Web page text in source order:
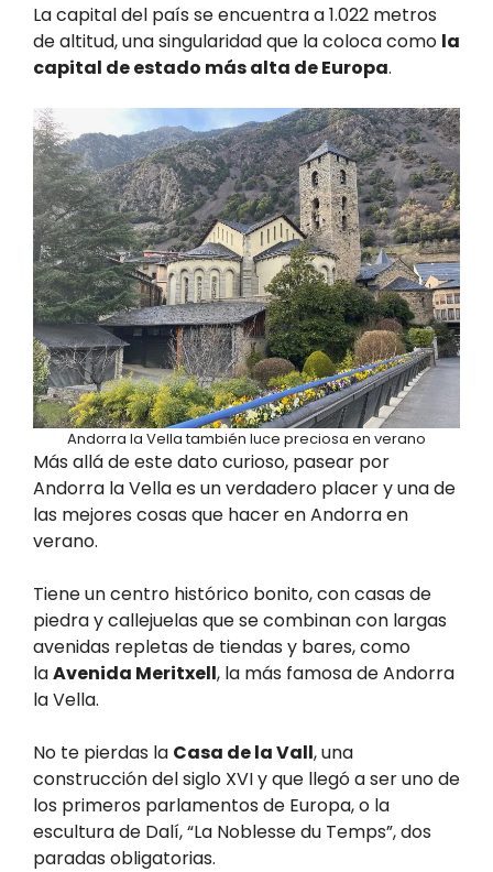
La capital del país se encuentra a 1.022 metros
de altitud, una singularidad que la coloca como la
capital de estado más alta de Europa.
Andorra la Vella también luce preciosa en verano
Más allá de este dato curioso, pasear por
Andorra la Vella es un verdadero placer y una de
las mejores cosas que hacer en Andorra en
verano.
Tiene un centro histórico bonito, con casas de
piedra y callejuelas que se combinan con largas
avenidas repletas de tiendas y bares, como
laAvenida Meritxell, la más famosa de Andorra
la Vella.
No te pierdas la Casa de la Vall, una
construcción del siglo XVI y que llegó a ser uno de
los primeros parlamentos de Europa, o la
escultura de Dalí, “La Noblesse du Temps”, dos
paradas obligatorias.